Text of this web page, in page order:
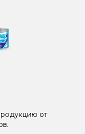
от